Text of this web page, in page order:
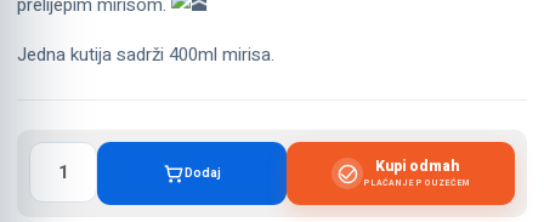
Jedna kutija sadrži 400ml mirisa.
Miris
Kabe
za
Dodaj Kupi odmah
PLAĆANJE POUZEĆEM